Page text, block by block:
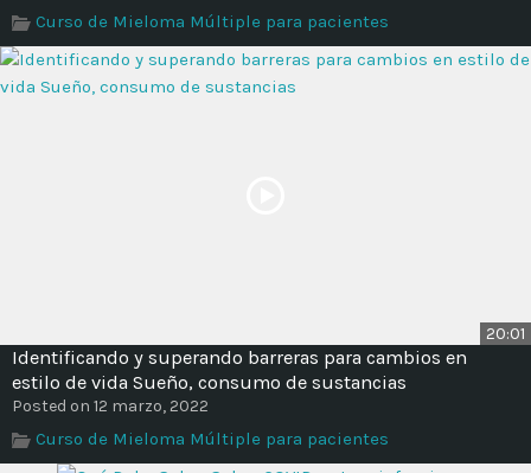
Curso de Mieloma Múltiple para pacientes
20:01
Identificando y superando barreras para cambios en
estilo de vida Sueño, consumo de sustancias
Posted on 12 marzo, 2022
Curso de Mieloma Múltiple para pacientes